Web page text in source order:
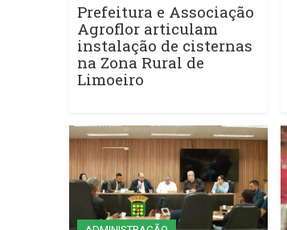
Prefeitura e Associação
Agroflor articulam
instalação de cisternas
na Zona Rural de
Limoeiro